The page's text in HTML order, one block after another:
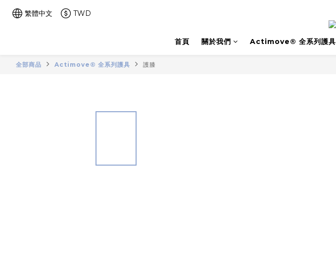
繁體中文 TWD
首頁 關於我們 Actimove® 全系列護具
全部商品 Actimove® 全系列護具 護膝